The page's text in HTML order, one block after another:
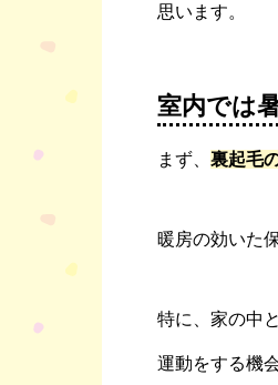
思います。
室内では
まず、 裏起毛
暖房の効いた
特に、家の中
運動をする機